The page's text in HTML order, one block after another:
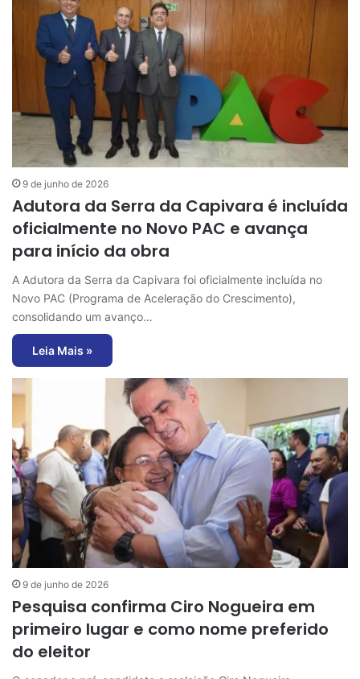
9 de junho de 2026
Adutora da Serra da Capivara é incluída
oficialmente no Novo PAC e avança
para início da obra
A Adutora da Serra da Capivara foi oficialmente incluída no
Novo PAC (Programa de Aceleração do Crescimento),
consolidando um avanço…
Leia Mais »
9 de junho de 2026
Pesquisa confirma Ciro Nogueira em
primeiro lugar e como nome preferido
do eleitor